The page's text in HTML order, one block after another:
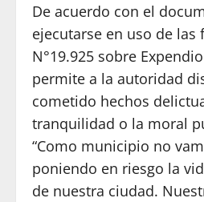
De acuerdo con el
ejecutarse en uso de las
N°19.925 sobre
permite a la autoridad
cometido hechos
tranquilidad o la moral
“Como municipio no
poniendo en riesgo la
de nuestra ciudad.